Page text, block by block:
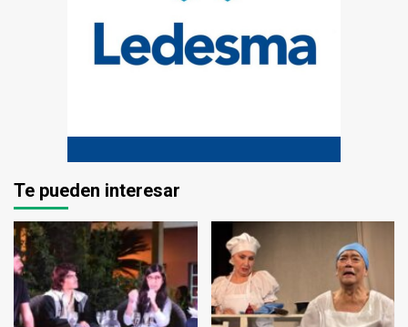
Te pueden interesar